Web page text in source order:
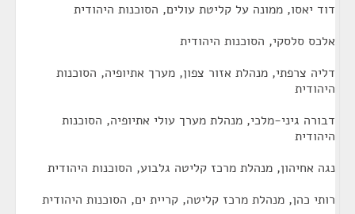
דוד יאסו, ממונה על קליטת עולים, הסוכנות היהודית
אלכס סלסקי, הסוכנות היהודית
דליה צרפתי, מנהלת אזור צפון, מערך אתיופיה, הסוכנות
היהודית
דבורה גיני-מלכי, מנהלת מערך עולי אתיופיה, הסוכנות
היהודית
נגה אחיהון, מנהלת מרכז קליטה גלבוע, הסוכנות היהודית
רותי כהן, מנהלת מרכז קליטה, קריית ים, הסוכנות היהודית